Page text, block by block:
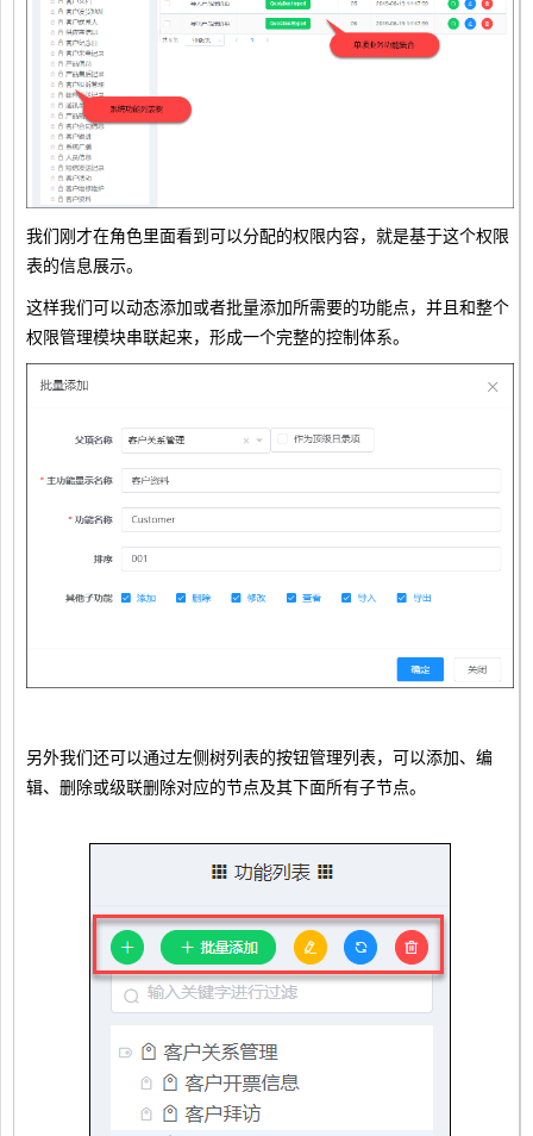
我们刚才在角色里面看到可以分配的权限内容，就是基于这个权限
表的信息展示。
这样我们可以动态添加或者批量添加所需要的功能点，并且和整个
权限管理模块串联起来，形成一个完整的控制体系。
另外我们还可以通过左侧树列表的按钮管理列表，可以添加、编
辑、删除或级联删除对应的节点及其下面所有子节点。